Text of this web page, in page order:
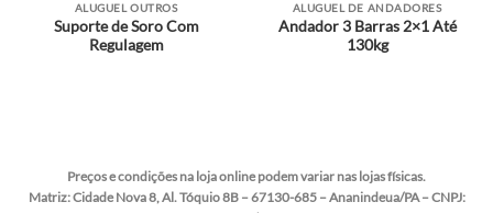
ALUGUEL OUTROS
Suporte de Soro Com
Regulagem
ALUGUEL DE ANDADORES
Andador 3 Barras 2×1 Até
130kg
Preços e condições na loja online podem variar nas lojas físicas.
Matriz:Cidade Nova 8, Al. Tóquio 8B – 67130-685 – Ananindeua/PA – CNPJ: